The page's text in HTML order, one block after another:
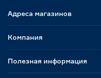
Адреса магазинов
Компания
Полезная информация